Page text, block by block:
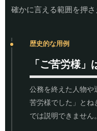
確かに言える範囲を押さ
歴史的な用例
「ご苦労様
公務を終えた人物
苦労様でした」とね
では説明できません。